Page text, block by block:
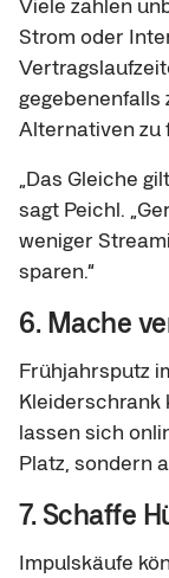
Strom oder
gegebenenfalls
Alternativen zu
„Das Gleiche
sagt Peichl.
weniger
sparen.“
6. Mache
Frühjahrsputz
Kleiderschrank
lassen sich
Platz, sondern
7. Schaffe
Impulskäufe